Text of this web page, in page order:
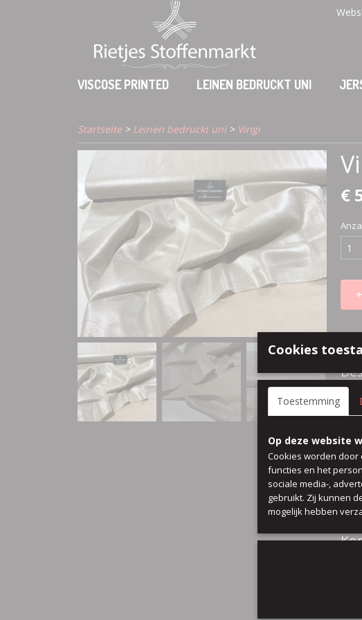
VISCOSE PRINTED LEINEN BEDRUCKT UNI
Startseite> Leinen bedruckt uni> Vingi
€
breit
Cookies
Toestemming
Op deze website
Cookies worden
functies en het
sociale media-,
gebruikt. Zij kunnen
mogelijk hebben